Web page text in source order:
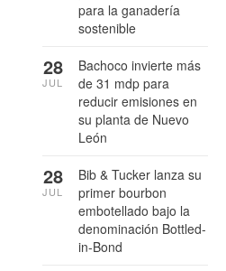
para la ganadería
sostenible
Bachoco invierte más
de 31 mdp para
reducir emisiones en
su planta de Nuevo
León
28
JUL
Bib & Tucker lanza su
primer bourbon
embotellado bajo la
denominación Bottled-
in-Bond
28
JUL